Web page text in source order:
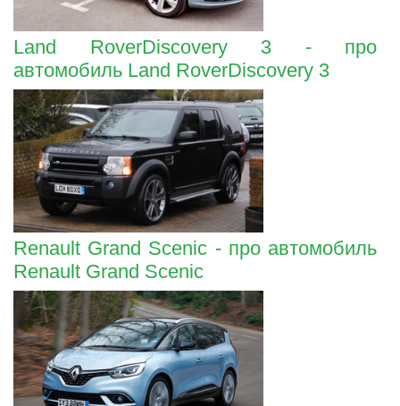
Land RoverDiscovery 3 - про
автомобиль Land RoverDiscovery 3
Renault Grand Scenic - про автомобиль
Renault Grand Scenic